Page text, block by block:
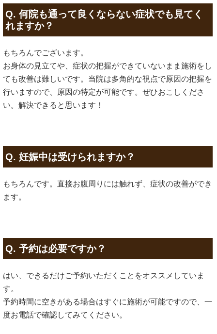
Q. 何院も通って良くならない症状でも見てく
れますか？
もちろんでございます。
お身体の見立てや、症状の把握ができていないまま施術をし
ても改善は難しいです。当院は多角的な視点で原因の把握を
行いますので、原因の特定が可能です。ぜひおこしくださ
い。解決できると思います！
Q. 妊娠中は受けられますか？
もちろんです。直接お腹周りには触れず、症状の改善ができ
ます。
Q. 予約は必要ですか？
はい、できるだけご予約いただくことをオススメしていま
す。
予約時間に空きがある場合はすぐに施術が可能ですので、一
度お電話で確認してみてください。